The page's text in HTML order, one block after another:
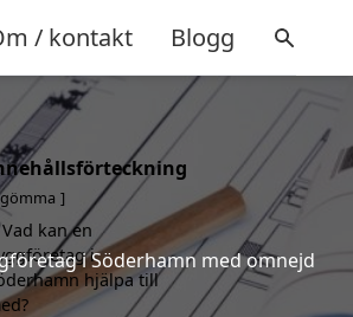
/ kontakt Blogg
i Söderhamn med omnejd
gömma
Vad kan en
i
hjälpa till